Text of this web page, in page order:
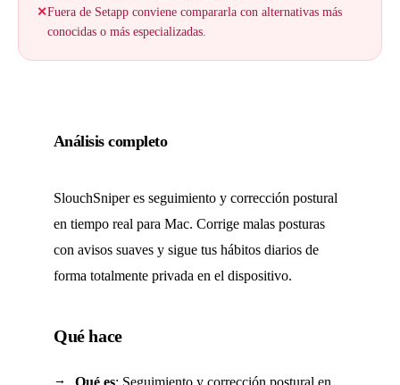
✕Fuera de Setapp conviene compararla con alternativas más
conocidas o más especializadas.
Análisis completo
SlouchSniper es seguimiento y corrección postural
en tiempo real para Mac. Corrige malas posturas
con avisos suaves y sigue tus hábitos diarios de
forma totalmente privada en el dispositivo.
Qué hace
Qué es: Seguimiento y corrección postural en